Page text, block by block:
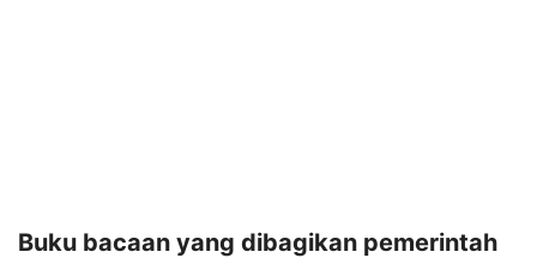
Buku bacaan yang dibagikan pemerintah